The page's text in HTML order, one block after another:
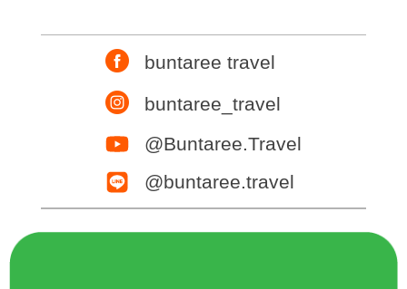
buntaree travel
buntaree_travel
@Buntaree.Travel
@buntaree.travel